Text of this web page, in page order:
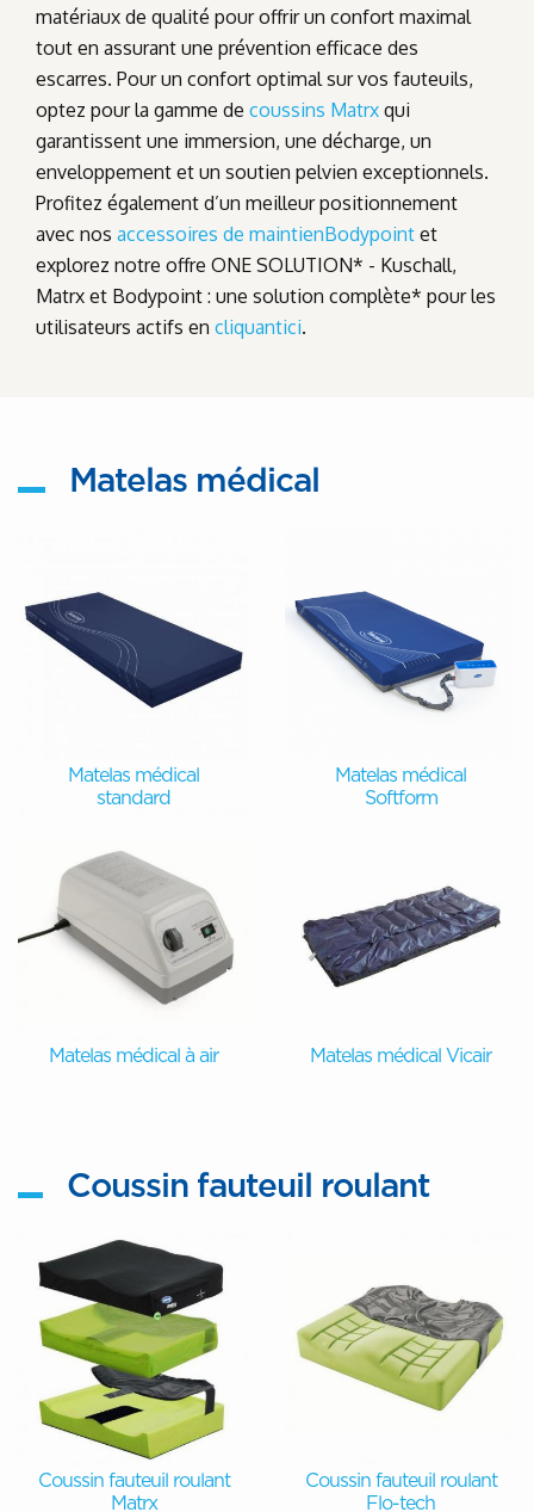
matériaux de qualité pour offrir un confort maximal
tout en assurant une prévention efficace des
escarres. Pour un confort optimal sur vos fauteuils,
optez pour la gamme de coussins Matrx qui
garantissent une immersion, une décharge, un
enveloppement et un soutien pelvien exceptionnels.
Profitez également d’un meilleur positionnement
avec nos accessoires de maintienBodypoint et
explorez notre offre ONE SOLUTION* - Kuschall,
Matrx et Bodypoint : une solution complète* pour les
utilisateurs actifs en cliquantici.
Matelas médical
Matelas médical
standard
Matelas médical
Softform
Matelas médical à air Matelas médical Vicair
Coussin fauteuil roulant
Coussin fauteuil roulant
Matrx
Coussin fauteuil roulant
Flo-tech